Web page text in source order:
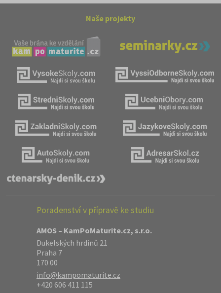
Naše projekty
Poradenství v přípravě ke studiu
AMOS – KamPoMaturite.cz, s.r.o.
Dukelských hrdinů 21
Praha 7
170 00
info@kampomaturite.cz
+420 606 411 115